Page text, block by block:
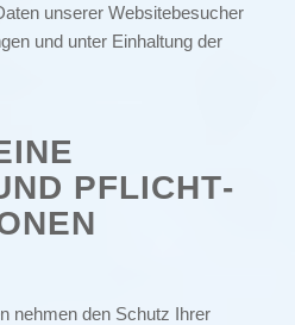
unserer Websitebesucher
und unter Einhaltung der
PFLICHT­
nehmen den Schutz Ihrer